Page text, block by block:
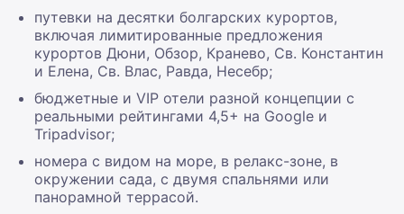
путевки на десятки болгарских курортов,
включая лимитированные предложения
курортов Дюни, Обзор, Кранево, Св. Константин
и Елена, Св. Влас, Равда, Несебр;
бюджетные и VIP отели разной концепции с
реальными рейтингами 4,5+ на Google и
Tripadvisor;
номера с видом на море, в релакс-зоне, в
окружении сада, с двумя спальнями или
панорамной террасой.